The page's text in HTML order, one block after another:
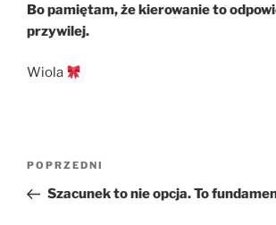
Bo pamiętam, że kierowanie to
przywilej.
Wiola
Nawigacja
Poprzedni
wpis
POPRZEDNI
Szacunek to nie opcja. To